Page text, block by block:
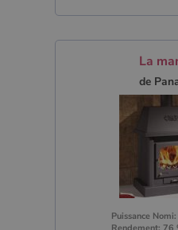
La
de
Puissance